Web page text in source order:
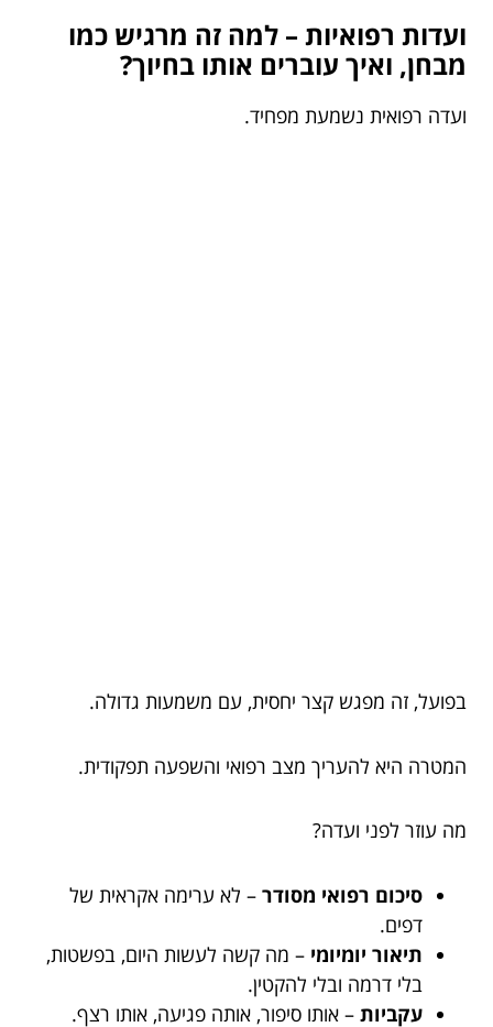
ועדות רפואיות – למה זה מרגיש כמו
מבחן, ואיך עוברים אותו בחיוך?
ועדה רפואית נשמעת מפחיד.
בפועל, זה מפגש קצר יחסית, עם משמעות גדולה.
המטרה היא להעריך מצב רפואי והשפעה תפקודית.
מה עוזר לפני ועדה?
סיכום רפואי מסודר – לא ערימה אקראית של
דפים.
תיאור יומיומי – מה קשה לעשות היום, בפשטות,
בלי דרמה ובלי להקטין.
עקביות – אותו סיפור, אותה פגיעה, אותו רצף.